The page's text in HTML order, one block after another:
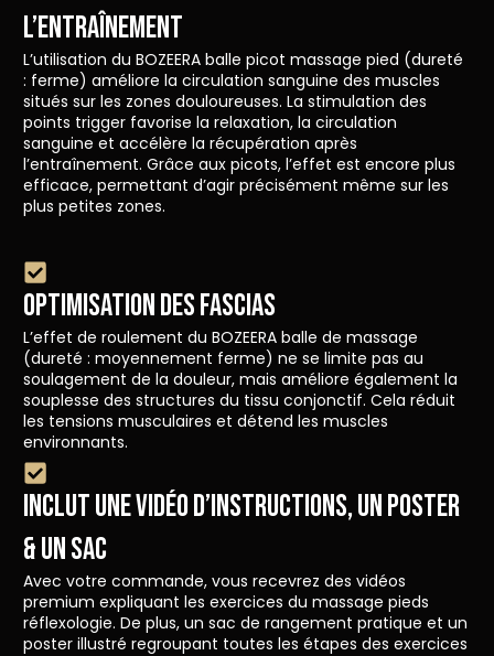
L’ENTRAÎNEMENT
L’utilisation du BOZEERA balle picot massage pied (dureté
: ferme) améliore la circulation sanguine des muscles
situés sur les zones douloureuses. La stimulation des
points trigger favorise la relaxation, la circulation
sanguine et accélère la récupération après
l’entraînement. Grâce aux picots, l’effet est encore plus
efficace, permettant d’agir précisément même sur les
plus petites zones.
OPTIMISATION DES FASCIAS
L’effet de roulement du BOZEERA balle de massage
(dureté : moyennement ferme) ne se limite pas au
soulagement de la douleur, mais améliore également la
souplesse des structures du tissu conjonctif. Cela réduit
les tensions musculaires et détend les muscles
environnants.
INCLUT UNE VIDÉO D’INSTRUCTIONS, UN POSTER
& UN SAC
Avec votre commande, vous recevrez des vidéos
premium expliquant les exercices du massage pieds
réflexologie. De plus, un sac de rangement pratique et un
poster illustré regroupant toutes les étapes des exercices